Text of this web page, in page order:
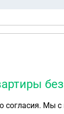
Мы